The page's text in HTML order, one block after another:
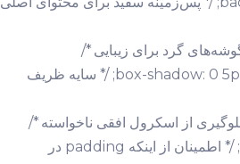
box-shadow: 0 5px 25px rgba(0, 0, 0, 0.1); /* سایه ظریف
box-sizing: border-box; /* اطمینان از اینکه padding در